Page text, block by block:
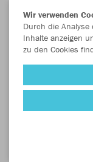
Wir verwenden
Durch die
Inhalte anzeigen
zu den Cookies